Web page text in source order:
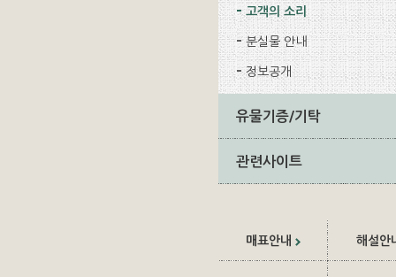
고객의 소리
분실물 안내
정보공개
유물기증/기탁
관련사이트
매표안내 해설안